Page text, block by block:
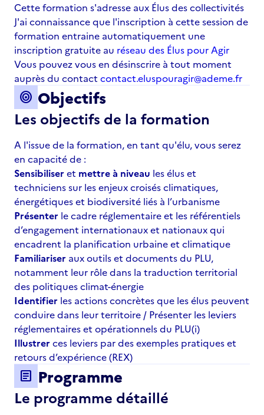
Cette formation s'adresse aux Élus des collectivités
J'ai connaissance que l'inscription à cette session de
formation entraine automatiquement une
inscription gratuite au réseau des Élus pour Agir
Vous pouvez vous en désinscrire à tout moment
auprès du contact contact.eluspouragir@ademe.fr
target Objectifs
Les objectifs de la formation
A l'issue de la formation, en tant qu'élu, vous serez
en capacité de :
Sensibiliser et mettre à niveau les élus et
techniciens sur les enjeux croisés climatiques,
énergétiques et biodiversité liés à l’urbanisme
Présenter le cadre réglementaire et les référentiels
d’engagement internationaux et nationaux qui
encadrent la planification urbaine et climatique
Familiariser aux outils et documents du PLU,
notamment leur rôle dans la traduction territorial
des politiques climat-énergie
Identifier les actions concrètes que les élus peuvent
conduire dans leur territoire / Présenter les leviers
réglementaires et opérationnels du PLU(i)
Illustrer ces leviers par des exemples pratiques et
retours d’expérience (REX)
article Programme
Le programme détaillé